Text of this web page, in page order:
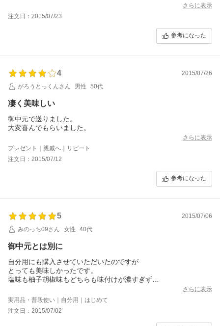
さらに表示
注文日：2015/07/23
参考になった
4
2015/07/26
がろうとっくんさん
男性 50代
凄く美味しい
御中元で送りました。
大変喜んでもらいました。
さらに表示
プレゼント｜親戚へ｜リピート
注文日：2015/07/12
参考になった
5
2015/07/06
みのっち09さん
女性 40代
御中元とは別に
自分用にも購入させていただいたのですが
とっても美味しかったです。
塩味も柚子胡椒味もどちらも味付けが濃すぎず
かなり厚みがあるのにやわらかくて簡単に噛み切れます。
また是非リピートしたいと思っています。
さらに表示
実用品・普段使い｜自分用｜はじめて
注文日：2015/07/02